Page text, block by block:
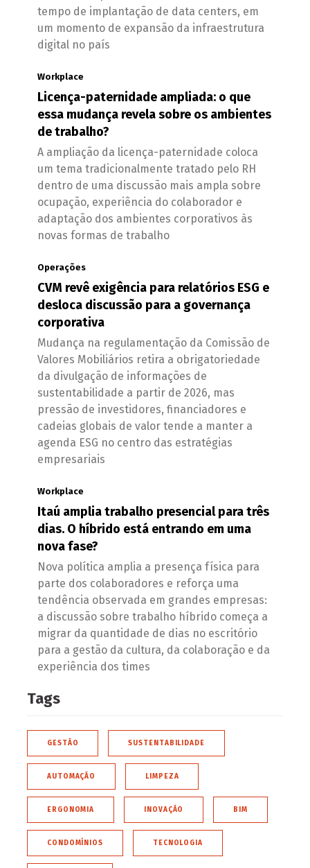
tempo de implantação de data centers, em
um momento de expansão da infraestrutura
digital no país
Workplace
Licença-paternidade ampliada: o que
essa mudança revela sobre os ambientes
de trabalho?
A ampliação da licença-paternidade coloca
um tema tradicionalmente tratado pelo RH
dentro de uma discussão mais ampla sobre
ocupação, experiência do colaborador e
adaptação dos ambientes corporativos às
novas formas de trabalho
Operações
CVM revê exigência para relatórios ESG e
desloca discussão para a governança
corporativa
Mudança na regulamentação da Comissão de
Valores Mobiliários retira a obrigatoriedade
da divulgação de informações de
sustentabilidade a partir de 2026, mas
pressão de investidores, financiadores e
cadeias globais de valor tende a manter a
agenda ESG no centro das estratégias
empresariais
Workplace
Itaú amplia trabalho presencial para três
dias. O híbrido está entrando em uma
nova fase?
Nova política amplia a presença física para
parte dos colaboradores e reforça uma
tendência observada em grandes empresas:
a discussão sobre trabalho híbrido começa a
migrar da quantidade de dias no escritório
para a gestão da cultura, da colaboração e da
experiência dos times
Tags
GESTÃO SUSTENTABILIDADE
AUTOMAÇÃO LIMPEZA
ERGONOMIA INOVAÇÃO BIM
CONDOMÍNIOS TECNOLOGIA